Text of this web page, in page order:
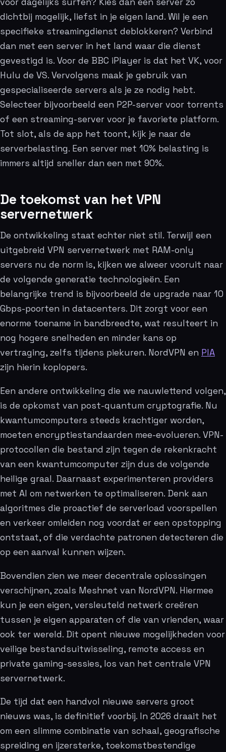
voor dagelijks surfen? Kies dan een server zo
dichtbij mogelijk, liefst in je eigen land. Wil je een
specifieke streamingdienst deblokkeren? Verbind
dan met een server in het land waar die dienst
gevestigd is. Voor de BBC iPlayer is dat het VK, voor
Hulu de VS. Vervolgens maak je gebruik van
gespecialiseerde servers als je ze nodig hebt.
Selecteer bijvoorbeeld een P2P-server voor torrents
of een streaming-server voor je favoriete platform.
Tot slot, als de app het toont, kijk je naar de
serverbelasting. Een server met 10% belasting is
immers altijd sneller dan een met 90%.
De toekomst van het VPN
servernetwerk
De ontwikkeling staat echter niet stil. Terwijl een
uitgebreid VPN servernetwerk met RAM-only
servers nu de norm is, kijken we alweer vooruit naar
de volgende generatie technologieën. Een
belangrijke trend is bijvoorbeeld de upgrade naar 10
Gbps-poorten in datacenters. Dit zorgt voor een
enorme toename in bandbreedte, wat resulteert in
nog hogere snelheden en minder kans op
vertraging, zelfs tijdens piekuren. NordVPN en PIA
zijn hierin koplopers.
Een andere ontwikkeling die we nauwlettend volgen,
is de opkomst van post-quantum cryptografie. Nu
kwantumcomputers steeds krachtiger worden,
moeten encryptiestandaarden mee-evolueren. VPN-
protocollen die bestand zijn tegen de rekenkracht
van een kwantumcomputer zijn dus de volgende
heilige graal. Daarnaast experimenteren providers
met AI om netwerken te optimaliseren. Denk aan
algoritmes die proactief de serverload voorspellen
en verkeer omleiden nog voordat er een opstopping
ontstaat, of die verdachte patronen detecteren die
op een aanval kunnen wijzen.
Bovendien zien we meer decentrale oplossingen
verschijnen, zoals Meshnet van NordVPN. Hiermee
kun je een eigen, versleuteld netwerk creëren
tussen je eigen apparaten of die van vrienden, waar
ook ter wereld. Dit opent nieuwe mogelijkheden voor
veilige bestandsuitwisseling, remote access en
private gaming-sessies, los van het centrale VPN
servernetwerk.
De tijd dat een handvol nieuwe servers groot
nieuws was, is definitief voorbij. In 2026 draait het
om een slimme combinatie van schaal, geografische
spreiding en ijzersterke, toekomstbestendige